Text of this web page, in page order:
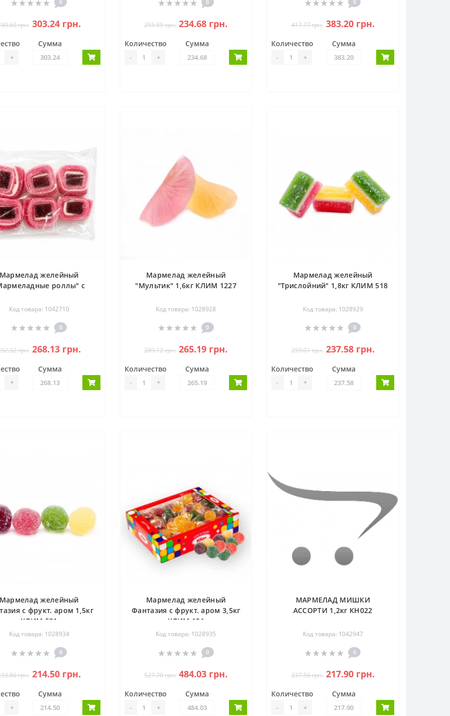
0
грн. 303.24 грн.
+
Сумма
0
255.85 грн. 234.68 грн.
Количество
- +
Сумма
0
417.77 грн. 383.20 грн.
Количество
- +
Сумма
Мармелад желейный
роллы" с
1,6кг КЛИМ 1727
Код товара: 1042710
0
грн. 268.13 грн.
+
Сумма
Мармелад желейный
"Мультик" 1,6кг КЛИМ 1227
Код товара: 1028928
0
289.12 грн. 265.19 грн.
Количество
- +
Сумма
Мармелад желейный
"Трислойний" 1,8кг КЛИМ 518
Код товара: 1028929
0
259.01 грн. 237.58 грн.
Количество
- +
Сумма
Мармелад желейный
с фрукт. аром 1,5кг
КЛИМ 521
Код товара: 1028934
0
грн. 214.50 грн.
+
Сумма
Мармелад желейный
Фантазия с фрукт. аром 3,5кг
КЛИМ 121
Код товара: 1028935
0
527.70 грн. 484.03 грн.
Количество
- +
Сумма
МАРМЕЛАД МИШКИ
АССОРТИ 1,2кг КН022
Код товара: 1042947
0
237.56 грн. 217.90 грн.
Количество
- +
Сумма